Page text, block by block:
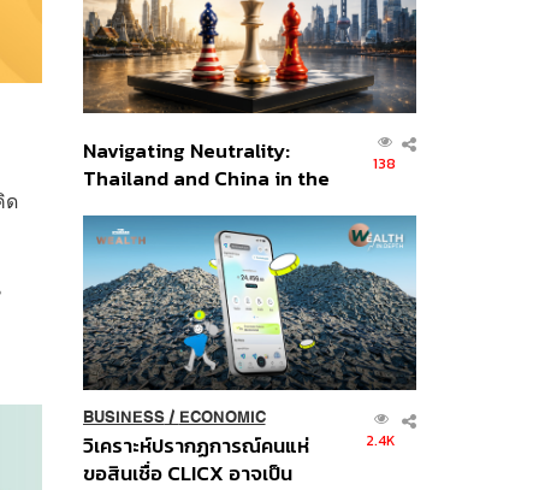
ด
Navigating Neutrality:
Thailand and China in the
Order
138
BUSINESS/ ECONOMIC
วิเคราะห์ปรากฏการณ์คนแห่
ขอสินเชื่อ CLICX อาจเป็น
2.4K